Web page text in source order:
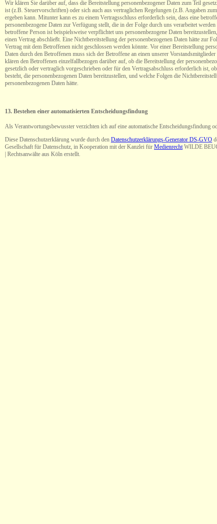
Wir klären Sie darüber auf, dass die Bereitstellung personenbezogener Daten zum Teil
ist (z.B. Steuervorschriften) oder sich auch aus vertraglichen Regelungen (z.B. Angaben
ergeben kann. Mitunter kann es zu einem Vertragsschluss erforderlich sein, dass eine
personenbezogene Daten zur Verfügung stellt, die in der Folge durch uns verarbeitet
betroffene Person ist beispielsweise verpflichtet uns personenbezogene Daten
einen Vertrag abschließt. Eine Nichtbereitstellung der personenbezogenen Daten hätte zur
Vertrag mit dem Betroffenen nicht geschlossen werden könnte. Vor einer Bereitstellung
Daten durch den Betroffenen muss sich der Betroffene an einen unserer
klären den Betroffenen einzelfallbezogen darüber auf, ob die Bereitstellung der
gesetzlich oder vertraglich vorgeschrieben oder für den Vertragsabschluss erforderlich ist,
besteht, die personenbezogenen Daten bereitzustellen, und welche Folgen die
personenbezogenen Daten hätte.
13. Bestehen einer automatisierten Entscheidungsfindung
Als Verantwortungsbewusster verzichten ich auf eine automatische Entscheidungsfindung
Diese Datenschutzerklärung wurde durch den Datenschutzerklärungs-Generator DS-GVO
Gesellschaft für Datenschutz, in Kooperation mit der Kanzlei für MedienrechtWILDE
| Rechtsanwälte aus Köln erstellt.